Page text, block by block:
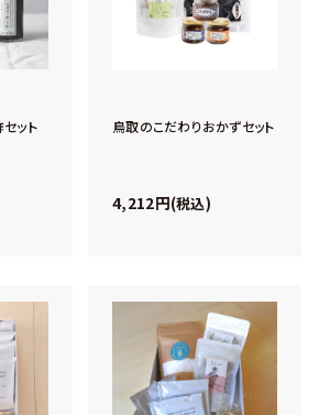
ット 鳥取のこだわりおかずセット
4,212 税込